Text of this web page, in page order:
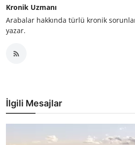
Kronik Uzmanı
Arabalar hakkında türlü kronik
yazar.
İlgili Mesajlar